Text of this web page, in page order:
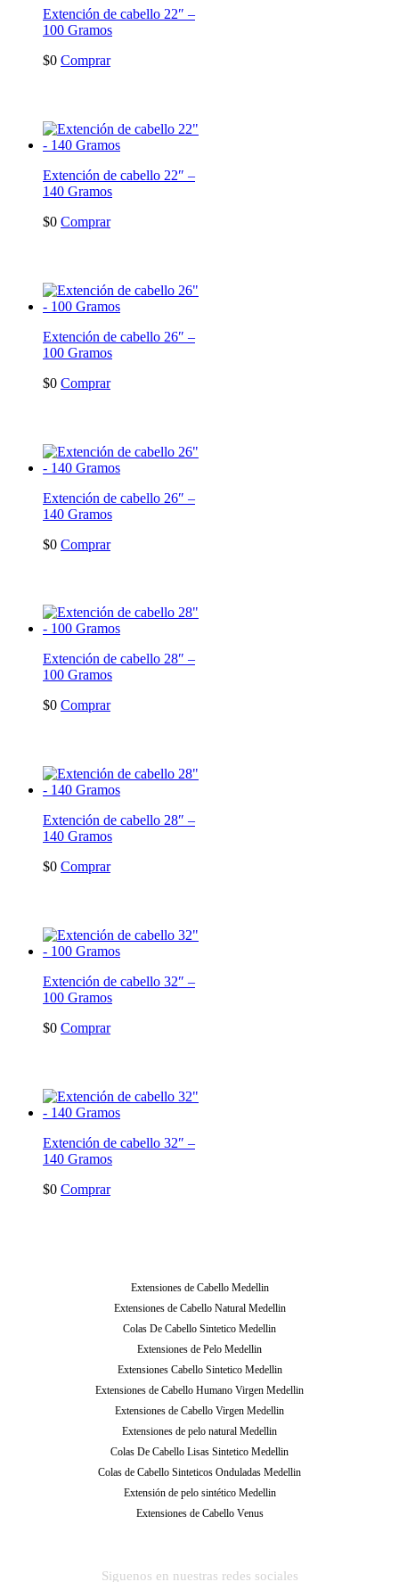
Extención de cabello 22″ –
100 Gramos
$0 Comprar
Extención de cabello 22″ –
140 Gramos
$0 Comprar
Extención de cabello 26″ –
100 Gramos
$0 Comprar
Extención de cabello 26″ –
140 Gramos
$0 Comprar
Extención de cabello 28″ –
100 Gramos
$0 Comprar
Extención de cabello 28″ –
140 Gramos
$0 Comprar
Extención de cabello 32″ –
100 Gramos
$0 Comprar
Extención de cabello 32″ –
140 Gramos
$0 Comprar
Extensiones de Cabello Medellin
Extensiones de Cabello Natural Medellin
Colas De Cabello Sintetico Medellin
Extensiones de Pelo Medellin
Extensiones Cabello Sintetico Medellin
Extensiones de Cabello Humano Virgen Medellin
Extensiones de Cabello Virgen Medellin
Extensiones de pelo natural Medellin
Colas De Cabello Lisas Sintetico Medellin
Colas de Cabello Sinteticos Onduladas Medellin
Extensión de pelo sintético Medellin
Extensiones de Cabello Venus
Siguenos en nuestras redes sociales